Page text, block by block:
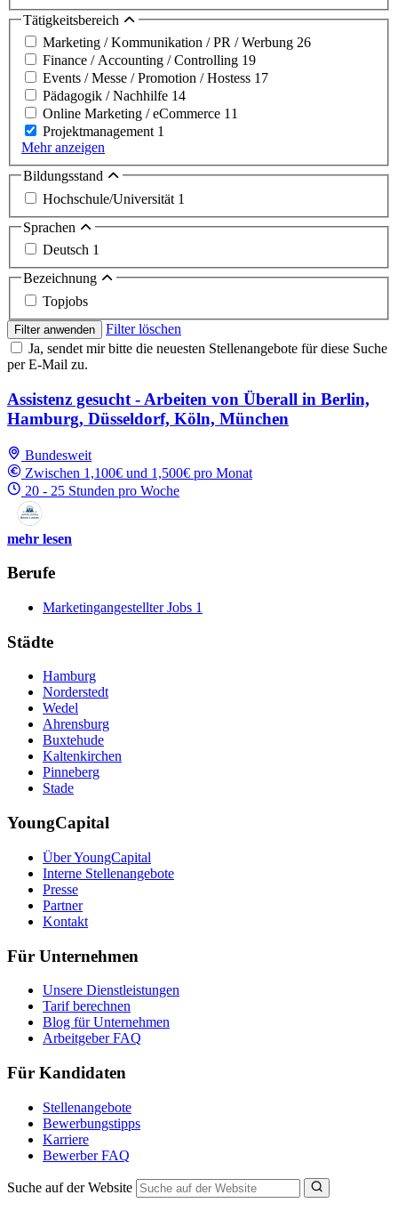
Tätigkeitsbereich
Marketing / Kommunikation / PR / Werbung 26
Finance / Accounting / Controlling 19
Events / Messe / Promotion / Hostess 17
Pädagogik / Nachhilfe 14
Online Marketing / eCommerce 11
Projektmanagement 1
Mehr anzeigen
Bildungsstand
Hochschule/Universität 1
Sprachen
Deutsch 1
Bezeichnung
Topjobs
Filter anwenden
Filter löschen
Ja, sendet mir bitte die neuesten Stellenangebote für diese Suche
per E-Mail zu.
Assistenz gesucht - Arbeiten von Überall in Berlin,
Hamburg, Düsseldorf, Köln, München
Bundesweit
Zwischen 1,100€ und 1,500€ pro Monat
20 - 25 Stunden pro Woche
mehr lesen
Berufe
Marketingangestellter Jobs 1
Städte
Hamburg
Norderstedt
Wedel
Ahrensburg
Buxtehude
Kaltenkirchen
Pinneberg
Stade
YoungCapital
Über YoungCapital
Interne Stellenangebote
Presse
Partner
Kontakt
Für Unternehmen
Unsere Dienstleistungen
Tarif berechnen
Blog für Unternehmen
Arbeitgeber FAQ
Für Kandidaten
Stellenangebote
Bewerbungstipps
Karriere
Bewerber FAQ
Suche auf der Website